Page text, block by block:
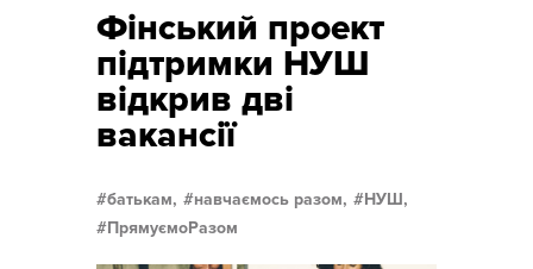
Фінський проект
підтримки НУШ
відкрив дві
вакансії
батькам, навчаємось разом,
НУШ,
ПрямуємоРазом